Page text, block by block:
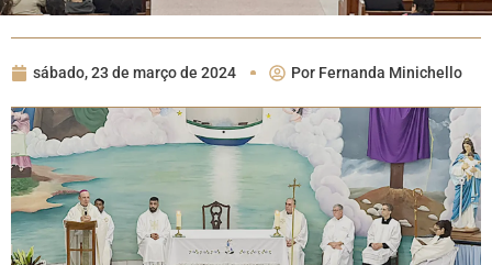
sábado, 23 de março de 2024 Por Fernanda Minichello